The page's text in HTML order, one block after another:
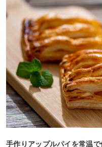
手作りアップルパイを常温